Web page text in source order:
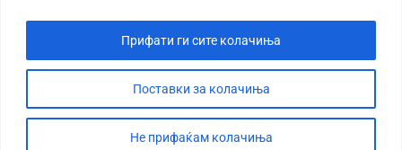
Поставки за колачиња
Не прифаќам колачиња
Прифати ги сите колачиња